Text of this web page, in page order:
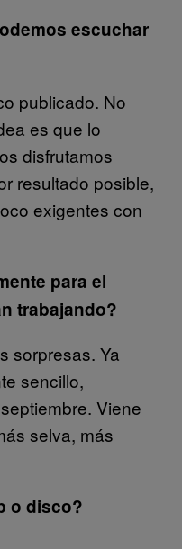
escuchar
publicado. No
es que lo
disfrutamos
resultado posible,
exigentes con
para el
trabajando?
sorpresas. Ya
sencillo,
Viene
selva, más
o disco?